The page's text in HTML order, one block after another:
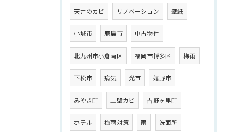
天井のカビ リノベーション 壁紙
小城市 鹿島市 中古物件
北九州市小倉南区 福岡市博多区 梅雨
下松市 病気 光市 嬉野市
みやき町 土壁カビ 吉野ヶ里町
ホテル 梅雨対策 雨 洗面所